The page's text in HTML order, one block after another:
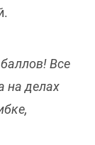
Все
на делах